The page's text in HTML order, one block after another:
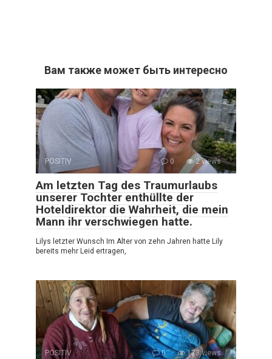
Вам также может быть интересно
POSITIV 0 2 views
Am letzten Tag des Traumurlaubs
unserer Tochter enthüllte der
Hoteldirektor die Wahrheit, die mein
Mann ihr verschwiegen hatte.
Lilys letzter Wunsch Im Alter von zehn Jahren hatte Lily
bereits mehr Leid ertragen,
POSITIV 0 173 views